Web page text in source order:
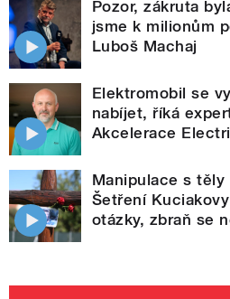
Pozor, zákruta
jsme k milionům
Luboš Machaj
Elektromobil se
nabíjet, říká
Akcelerace
Manipulace s těly
Šetření
otázky, zbraň se